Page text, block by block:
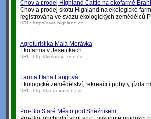
Chov a prodej Highland Cattle na ekofarmě
Chov a prodej skotu Highland na ekologické
registrována ve svazu ekologických zemědělců
URL: http://www.highland.cz
Agroturistika Malá Morávka
Ekofarma v Jeseníkách.
URL: http://kielarova.ecn.cz
Farma Hana Langová
Ekologické zemědělství, rekreační pobyty, jízda
URL: http://langova.ecn.cz/
Pro-Bio Staré Město pod Sněžníkem